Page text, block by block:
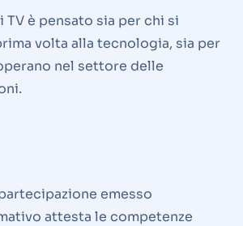
è pensato sia per chi si
volta alla tecnologia, sia per
nel settore delle
emesso
attesta le competenze